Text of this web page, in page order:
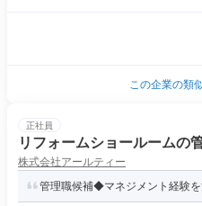
この企業の類
正社員
リフォームショールームの
株式会社アールティー
管理職候補◆マネジメント経験